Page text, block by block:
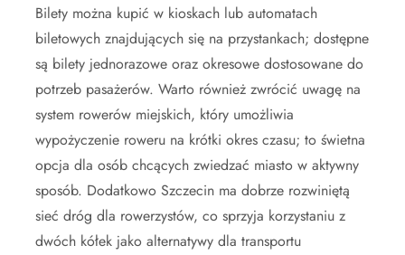
Bilety można kupić w kioskach lub automatach
biletowych znajdujących się na przystankach; dostępne
są bilety jednorazowe oraz okresowe dostosowane do
potrzeb pasażerów. Warto również zwrócić uwagę na
system rowerów miejskich, który umożliwia
wypożyczenie roweru na krótki okres czasu; to świetna
opcja dla osób chcących zwiedzać miasto w aktywny
sposób. Dodatkowo Szczecin ma dobrze rozwiniętą
sieć dróg dla rowerzystów, co sprzyja korzystaniu z
dwóch kółek jako alternatywy dla transportu